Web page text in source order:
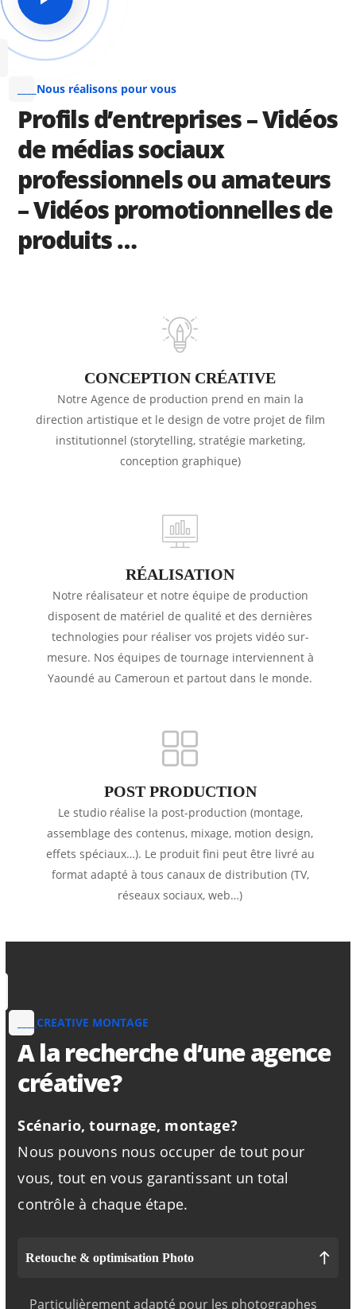
____Nous réalisons pour vous
Profils d’entreprises – Vidéos
de médias sociaux
professionnels ou amateurs
– Vidéos promotionnelles de
produits …
CONCEPTION CRÉATIVE
Notre Agence de production prend en main la
direction artistique et le design de votre projet de film
institutionnel (storytelling, stratégie marketing,
conception graphique)
RÉALISATION
Notre réalisateur et notre équipe de production
disposent de matériel de qualité et des dernières
technologies pour réaliser vos projets vidéo sur-
mesure. Nos équipes de tournage interviennent à
Yaoundé au Cameroun et partout dans le monde.
POST PRODUCTION
Le studio réalise la post-production (montage,
assemblage des contenus, mixage, motion design,
effets spéciaux…). Le produit fini peut être livré au
format adapté à tous canaux de distribution (TV,
réseaux sociaux, web…)
____CREATIVE MONTAGE
A la recherche d’une agence
créative?
Scénario, tournage, montage?
Nous pouvons nous occuper de tout pour
vous, tout en vous garantissant un total
contrôle à chaque étape.
Retouche & optimisation Photo
Particulièrement adapté pour les photographes